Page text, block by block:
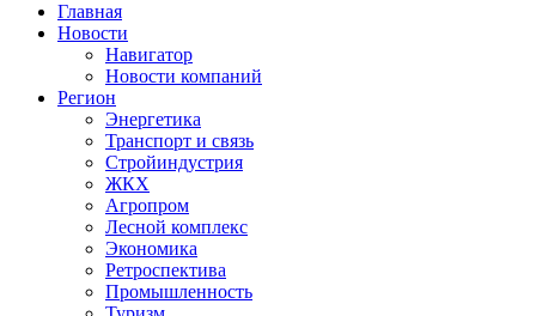
Главная
Новости
Навигатор
Новости компаний
Регион
Энергетика
Транспорт и связь
Стройиндустрия
ЖКХ
Агропром
Лесной комплекс
Экономика
Ретроспектива
Промышленность